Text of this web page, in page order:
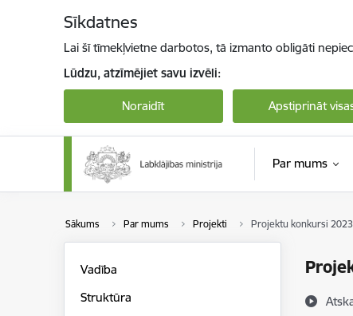
Sīkdatnes
Lai šī tīmekļvietne darbotos, tā izmanto obligāti
Lūdzu, atzīmējiet savu izvēli:
Noraidīt Apstiprināt
Par mums
Sākums Par mums Projekti Projektu konkursi
Vadība
Struktūra